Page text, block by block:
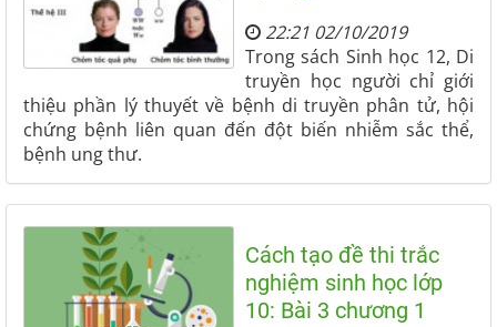
22:21 02/10/2019
Trong sách Sinh học 12, Di
truyền học người chỉ giới
thiệu phần lý thuyết về bệnh di truyền phân tử, hội
chứng bệnh liên quan đến đột biến nhiễm sắc thể,
bệnh ung thư.
Cách tạo đề thi trắc
nghiệm sinh học lớp
10: Bài 3 chương 1